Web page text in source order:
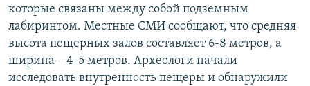
которые связаны между собой подземным
лабиринтом. Местные СМИ сообщают, что средняя
высота пещерных залов составляет 6-8 метров, а
ширина – 4-5 метров. Археологи начали
исследовать внутренность пещеры и обнаружили